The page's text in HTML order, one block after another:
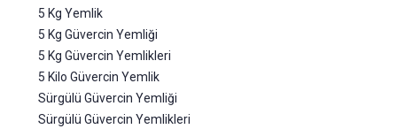
5 Kg Yemlik
5 Kg Güvercin Yemliği
5 Kg Güvercin Yemlikleri
5 Kilo Güvercin Yemlik
Sürgülü Güvercin Yemliği
Sürgülü Güvercin Yemlikleri